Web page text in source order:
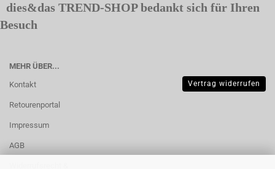
dies&das TREND-SHOP bedankt sich für Ihren
Besuch
MEHR ÜBER...
Kontakt
Retourenportal
Impressum
AGB
Vertrag widerrufen